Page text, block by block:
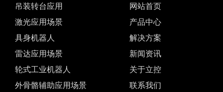
吊装转台应用
激光应用场景
具身机器人
雷达应用场景
轮式工业机器人
外骨骼辅助应用场景
网站首页
产品中心
解决方案
新闻资讯
关于立控
联系我们